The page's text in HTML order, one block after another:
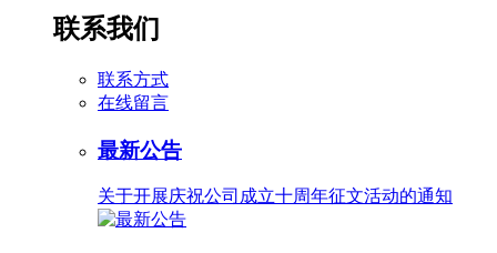
联系我们
联系方式
在线留言
最新公告
关于开展庆祝公司成立十周年征文活动的通知